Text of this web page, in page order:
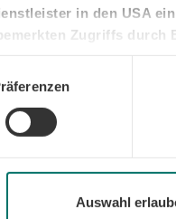
in den USA
Zugriffs durch
über Ihre Daten.
sowie in unserer
Minimum, um die
Auswahl